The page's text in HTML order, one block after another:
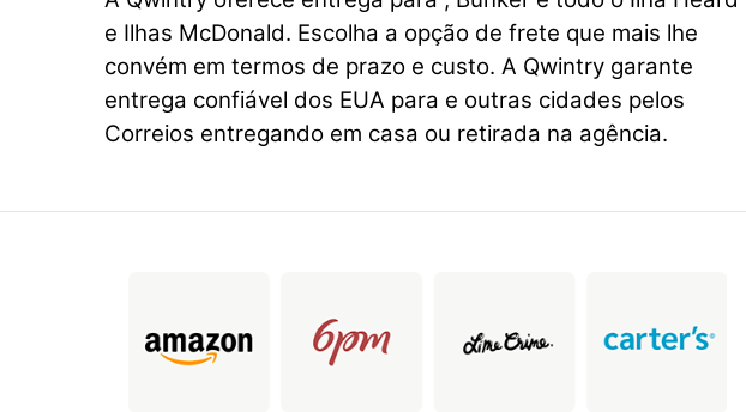
e Ilhas McDonald. Escolha a opção de frete que mais lhe
convém em termos de prazo e custo. A Qwintry garante
entrega confiável dos EUA para e outras cidades pelos
Correios entregando em casa ou retirada na agência.